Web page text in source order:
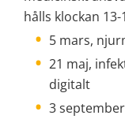
hålls klockan 13-
5 mars,
21 maj,
digitalt
3